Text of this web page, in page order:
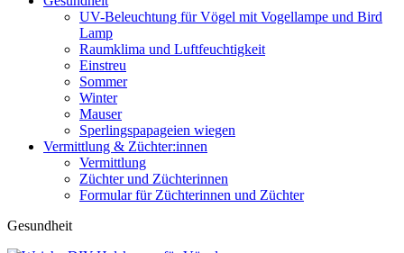
UV-Beleuchtung für Vögel mit Vogellampe und Bird
Lamp
Raumklima und Luftfeuchtigkeit
Einstreu
Sommer
Winter
Mauser
Sperlingspapageien wiegen
Vermittlung & Züchter:innen
Vermittlung
Züchter und Züchterinnen
Formular für Züchterinnen und Züchter
Gesundheit